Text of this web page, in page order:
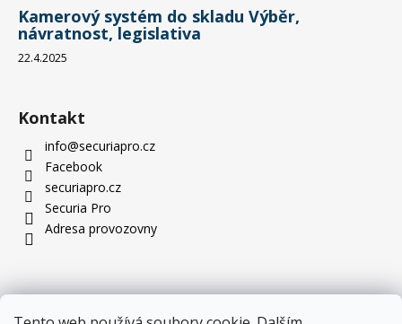
Kamerový systém do skladu Výběr,
návratnost, legislativa
22.4.2025
Kontakt
info@securiapro.cz
Facebook
securiapro.cz
Securia Pro
Adresa provozovny